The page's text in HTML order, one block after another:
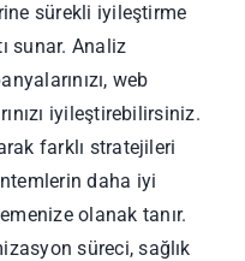
sürekli iyileştirme
sunar. Analiz
web
iyileştirebilirsiniz.
farklı stratejileri
daha iyi
olanak tanır.
süreci, sağlık